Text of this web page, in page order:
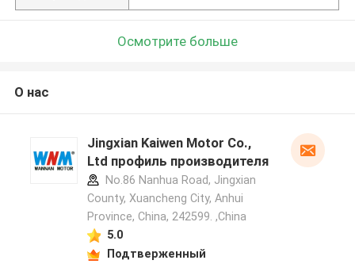
Осмотрите больше
О нас
Jingxian Kaiwen Motor Co.,
Ltd профиль производителя
No.86 Nanhua Road, Jingxian
County, Xuancheng City, Anhui
Province, China, 242599. ,China
5.0
Подтверженный